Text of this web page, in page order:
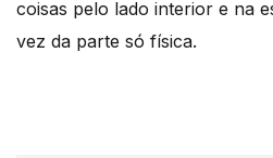
coisas pelo lado interior e na
vez da parte só física.